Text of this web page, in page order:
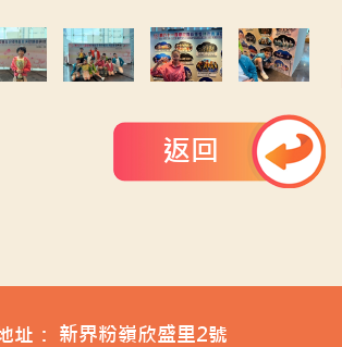
返回
址： 新界粉嶺欣盛里2號